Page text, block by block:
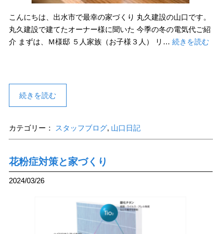
こんにちは、出水市で最幸の家づくり 丸久建設の山口です。
丸久建設で建てたオーナー様に聞いた 今季の冬の電気代ご紹
介 まずは、Ｍ様邸 ５人家族（お子様３人） リ… 続きを読む
続きを読む
カテゴリー： スタッフブログ, 山口日記
花粉症対策と家づくり
2024/03/26